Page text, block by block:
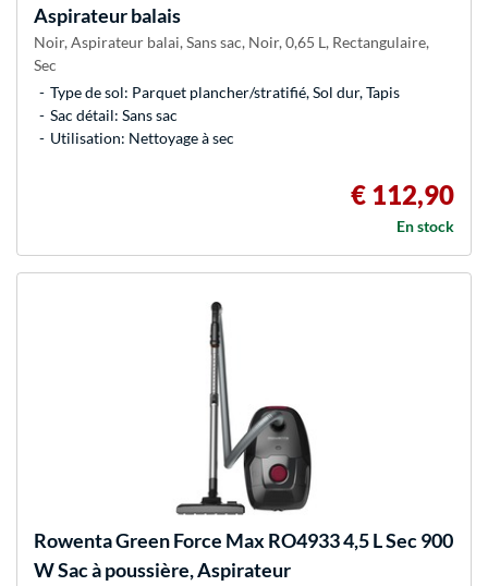
Aspirateur balais
Noir, Aspirateur balai, Sans sac, Noir, 0,65 L, Rectangulaire,
Sec
Type de sol: Parquet plancher/stratifié, Sol dur, Tapis
Sac détail: Sans sac
Utilisation: Nettoyage à sec
€ 112,90
En stock
RowentaGreen Force Max RO4933 4,5 L Sec 900
W Sac à poussière, Aspirateur